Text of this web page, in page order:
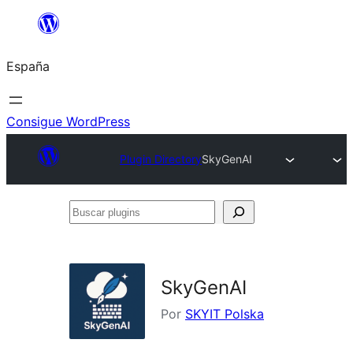
Saltar
contenido
España
Consigue WordPress
Plugin DirectorySkyGenAI
Buscar
SkyGenAI
Por SKYIT Polska